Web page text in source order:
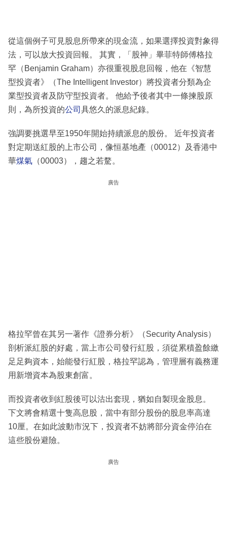
從這個例子可見股息所帶來的現金流，如果選擇投資對象得
法，可以放大投資回報。 其實，「股神」畢菲特師傅格拉
罕（Benjamin Graham）亦很重視股息回報，他在《智慧
型投資者》（The Intelligent Investor）將投資者分類為企
業型投資者及防守型投資者。 他給予後者其中一條揀股原
則，為所投資的公司 具悠久的派息紀錄。
強調要挑選早至1950年開始持續派息的股份。 近年投資者
對定期送紅股的上市公司，像恒基地產（00012）及香港中
華煤氣 （00003），趨之若騖。
廣告
格拉罕曾在其另一著作《證券分析》（Security Analysis）
剖析派紅股的好處，當上市公司發行紅股，須從累積盈餘繳
足足夠資本，始能發行紅股，格拉罕認為，管理層有義務運
用新增資本為股東創富。
而投資者收到紅股後可以沽出套現，猶如自製現金股息。
下文將會精選十隻高息股，當中有部分股份的股息率高達
10厘。在如此波動市況下，投資者不妨將部分資金停泊在
這些股份避險。
廣告